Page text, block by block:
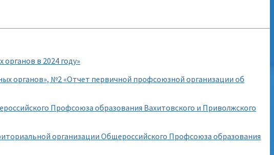
в 2024 году»
органов», №2 «Отчет первичной профсоюзной организации об
Профсоюза образования Вахитовского и Приволжского
организации Общероссийского Профсоюза образования